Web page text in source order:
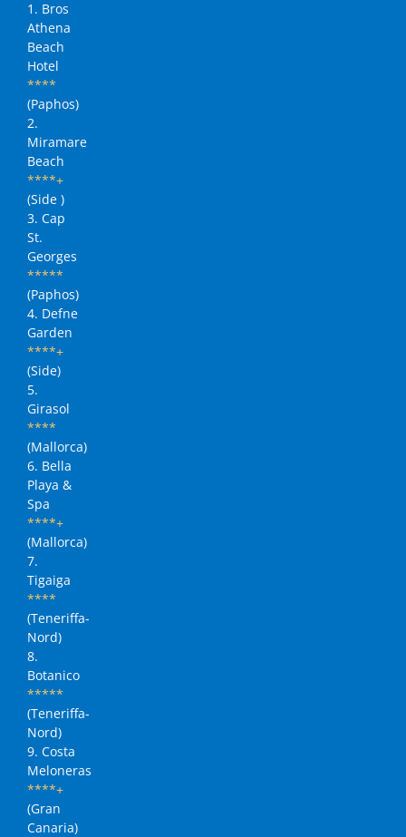
1. Bros
Athena
Beach
Hotel
****
(Paphos)
2.
Miramare
Beach
****+
(Side )
3. Cap
St.
Georges
*****
(Paphos)
4. Defne
Garden
****+
(Side)
5.
Girasol
****
(Mallorca)
6. Bella
Playa &
Spa
****+
(Mallorca)
7.
Tigaiga
****
(Teneriffa-
Nord)
8.
Botanico
*****
(Teneriffa-
Nord)
9. Costa
Meloneras
****+
(Gran
Canaria)